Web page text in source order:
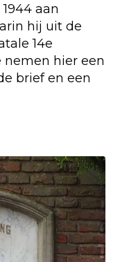
aan
hij uit de
14e
nemen hier een
brief en een